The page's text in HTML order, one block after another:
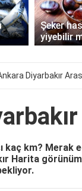
Şeker
yiyebilir
Diyarbakır
kaç km? Merak
Harita